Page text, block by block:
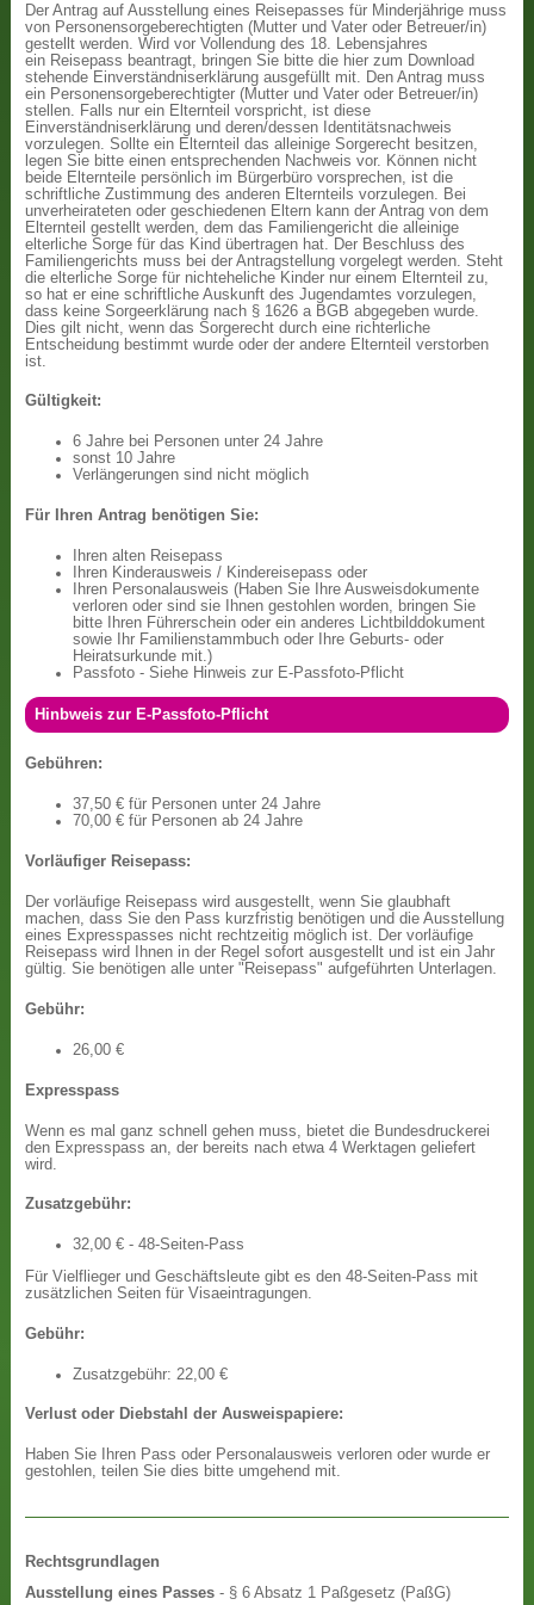
Der Antrag auf Ausstellung eines Reisepasses für Minderjährige muss
von Personensorgeberechtigten (Mutter und Vater oder Betreuer/in)
gestellt werden. Wird vor Vollendung des 18. Lebensjahres
ein Reisepass beantragt, bringen Sie bitte die hier zum Download
stehende Einverständniserklärung ausgefüllt mit. Den Antrag muss
ein Personensorgeberechtigter (Mutter und Vater oder Betreuer/in)
stellen. Falls nur ein Elternteil vorspricht, ist diese
Einverständniserklärung und deren/dessen Identitätsnachweis
vorzulegen. Sollte ein Elternteil das alleinige Sorgerecht besitzen,
legen Sie bitte einen entsprechenden Nachweis vor. Können nicht
beide Elternteile persönlich im Bürgerbüro vorsprechen, ist die
schriftliche Zustimmung des anderen Elternteils vorzulegen. Bei
unverheirateten oder geschiedenen Eltern kann der Antrag von dem
Elternteil gestellt werden, dem das Familiengericht die alleinige
elterliche Sorge für das Kind übertragen hat. Der Beschluss des
Familiengerichts muss bei der Antragstellung vorgelegt werden. Steht
die elterliche Sorge für nichteheliche Kinder nur einem Elternteil zu,
so hat er eine schriftliche Auskunft des Jugendamtes vorzulegen,
dass keine Sorgeerklärung nach § 1626 a BGB abgegeben wurde.
Dies gilt nicht, wenn das Sorgerecht durch eine richterliche
Entscheidung bestimmt wurde oder der andere Elternteil verstorben
ist.
Gültigkeit:
6 Jahre bei Personen unter 24 Jahre
sonst 10 Jahre
Verlängerungen sind nicht möglich
Für Ihren Antrag benötigen Sie:
Ihren alten Reisepass
Ihren Kinderausweis / Kindereisepass oder
Ihren Personalausweis (Haben Sie Ihre Ausweisdokumente
verloren oder sind sie Ihnen gestohlen worden, bringen Sie
bitte Ihren Führerschein oder ein anderes Lichtbilddokument
sowie Ihr Familienstammbuch oder Ihre Geburts- oder
Heiratsurkunde mit.)
Passfoto - Siehe Hinweis zur E-Passfoto-Pflicht
Hinbweis zur E-Passfoto-Pflicht
Gebühren:
37,50 € für Personen unter 24 Jahre
70,00 € für Personen ab 24 Jahre
Vorläufiger Reisepass:
Der vorläufige Reisepass wird ausgestellt, wenn Sie glaubhaft
machen, dass Sie den Pass kurzfristig benötigen und die Ausstellung
eines Expresspasses nicht rechtzeitig möglich ist. Der vorläufige
Reisepass wird Ihnen in der Regel sofort ausgestellt und ist ein Jahr
gültig. Sie benötigen alle unter "Reisepass" aufgeführten Unterlagen.
Gebühr:
26,00 €
Expresspass
Wenn es mal ganz schnell gehen muss, bietet die Bundesdruckerei
den Expresspass an, der bereits nach etwa 4 Werktagen geliefert
wird.
Zusatzgebühr:
32,00 € - 48-Seiten-Pass
Für Vielflieger und Geschäftsleute gibt es den 48-Seiten-Pass mit
zusätzlichen Seiten für Visaeintragungen.
Gebühr:
Zusatzgebühr: 22,00 €
Verlust oder Diebstahl der Ausweispapiere:
Haben Sie Ihren Pass oder Personalausweis verloren oder wurde er
gestohlen, teilen Sie dies bitte umgehend mit.
Rechtsgrundlagen
Ausstellung eines Passes - § 6 Absatz 1 Paßgesetz (PaßG)